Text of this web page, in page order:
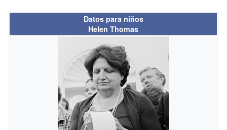
Datos para niños
Helen Thomas